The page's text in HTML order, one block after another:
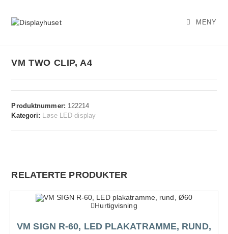
content
MENY
VM TWO CLIP, A4
Produktnummer: 122214
Kategori:
Løse LED-display
RELATERTE PRODUKTER
Hurtigvisning
VM SIGN R-60, LED PLAKATRAMME, RUND,